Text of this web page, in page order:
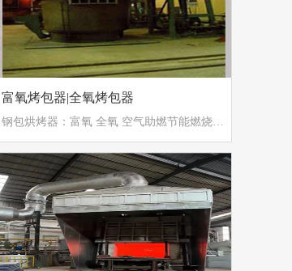
富氧烤包器|全氧烤包器
钢包烘烤器：富氧 全氧 空气助燃节能燃烧方式